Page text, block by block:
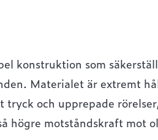
konstruktion som
Materialet är extremt
tryck och upprepade rörelser,
högre motståndskraft mot